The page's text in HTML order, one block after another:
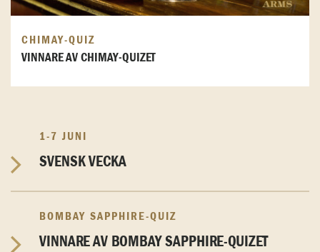
CHIMAY-QUIZ
VINNARE AV CHIMAY-QUIZET
1-7 JUNI
SVENSK VECKA
BOMBAY SAPPHIRE-QUIZ
VINNARE AV BOMBAY SAPPHIRE-QUIZET